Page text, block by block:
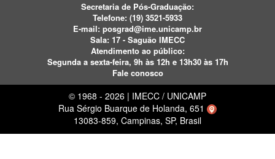
Secretaria de Pós-Graduação:
Telefone: (19) 3521-5933
E-mail: posgrad@ime.unicamp.br
Sala: 17 - Saguão IMECC
Atendimento ao público:
Segunda a sexta-feira, 9h às 12h e 13h30 às 17h
Fale conosco
© 1968 - 2026 | IMECC / UNICAMP
Rua Sérgio Buarque de Holanda, 651
13083-859, Campinas, SP, Brasil